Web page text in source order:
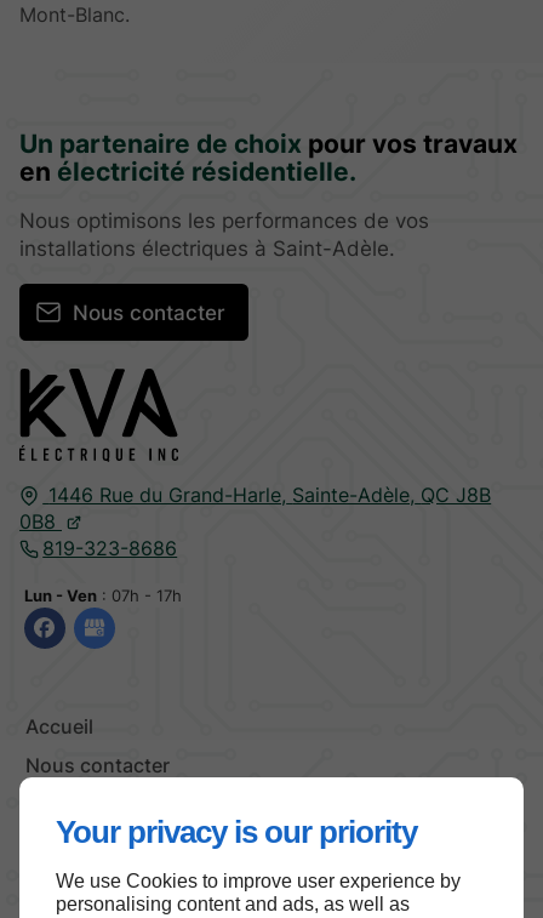
Your privacy is our priority
We use Cookies to improve user experience by
personalising content and ads, as well as
Mont-Blanc.
1446 Rue du Grand-Harle, Sainte-Adèle, QC J8B
0B8
819-323-8686
Lun - Ven : 07h - 17h
Accueil
Nous contacter
Plan du site
Un partenaire de choix pour vos travaux
en électricité résidentielle.
Nous optimisons les performances de vos
installations électriques à Saint-Adèle.
Nous contacter